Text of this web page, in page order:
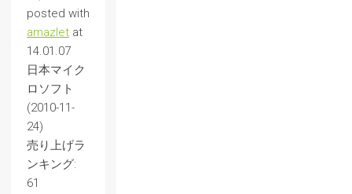
posted with
amazlet at
14.01.07
日本マイク
ロソフト
(2010-11-
24)
売り上げラ
ンキング:
61